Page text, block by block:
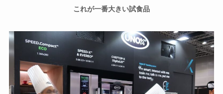
これが一番大きい試食品